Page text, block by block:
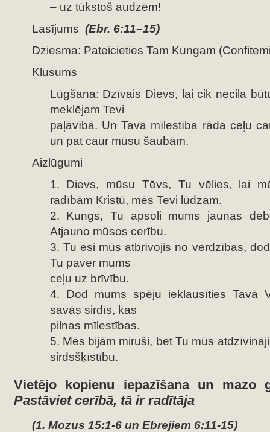
– uz tūkstoš audzēm!
Lasījums (Ebr. 6:11–15)
Dziesma: Pateicieties Tam Kungam
Klusums
Lūgšana: Dzīvais Dievs, lai cik necila
meklējam Tevi
paļāvībā. Un Tava mīlestība rāda ceļu
un pat caur mūsu šaubām.
Aizlūgumi
1. Dievs, mūsu Tēvs, Tu vēlies, lai
radībām Kristū, mēs Tevi lūdzam.
2. Kungs, Tu apsoli mums jaunas
Atjauno mūsos cerību.
3. Tu esi mūs atbrīvojis no verdzības,
Tu paver mums
ceļu uz brīvību.
4. Dod mums spēju ieklausīties Tavā
savās sirdīs, kas
pilnas mīlestības.
5. Mēs bijām miruši, bet Tu mūs
sirdsšķīstību.
Vietējo kopienu iepazīšana un mazo
Pastāviet cerībā, tā ir radītāja
(1. Mozus 15:1-6 un Ebrejiem 6:11-15)